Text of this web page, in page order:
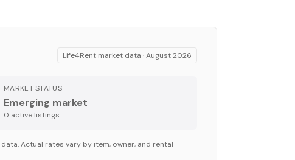
Life4Rent market data ·August 2026
MARKET STATUS
Emerging market
0 active listings
Actual rates vary by item, owner, and rental